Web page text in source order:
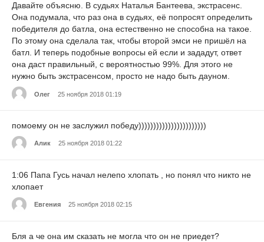
Давайте объясню. В судьях Наталья Бантеева, экстрасенс.
Она подумала, что раз она в судьях, её попросят определить
победителя до батла, она естественно не способна на такое.
По этому она сделала так, чтобы второй эмси не пришёл на
батл. И теперь подобные вопросы ей если и зададут, ответ
она даст правильный, с вероятностью 99%. Для этого не
нужно быть экстрасенсом, просто не надо быть дауном.
Олег 25 ноября 2018 01:19
помоему он не заслужил победу)))))))))))))))))))))))
Алик 25 ноября 2018 01:22
1:06 Папа Гусь начал нелепо хлопать , но понял что никто не
хлопает
Евгения 25 ноября 2018 02:15
Бля а че она им сказать не могла что он не приедет?